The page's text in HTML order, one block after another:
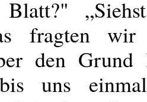
fragten wir
den Grund
uns